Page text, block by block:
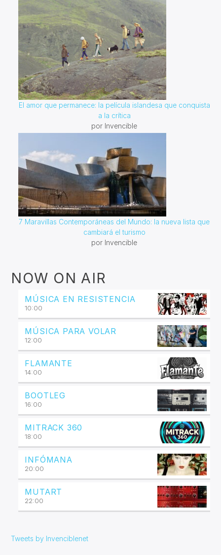
El amor que permanece: la película islandesa que conquista
a la crítica
por Invencible
7 Maravillas Contemporáneas del Mundo: la nueva lista que
cambiará el turismo
por Invencible
NOW ON AIR
MÚSICA EN RESISTENCIA
10:00
MÚSICA PARA VOLAR
12:00
FLAMANTE
14:00
BOOTLEG
16:00
MITRACK 360
18:00
INFÓMANA
20:00
MUTART
22:00
Tweets by Invenciblenet